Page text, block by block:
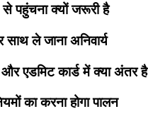
से पहुंचना क्यों जरूरी है
ले जाना अनिवार्य
एडमिट कार्ड में क्या अंतर है
का करना होगा पालन